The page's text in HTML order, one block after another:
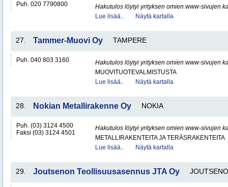
Puh. 020 7790800
Hakutulos löytyi yrityksen omien www-sivujen
Lue lisää..
Näytä kartalla
27. Tammer-Muovi Oy TAMPERE
Puh. 040 803 3160
Hakutulos löytyi yrityksen omien www-sivujen
MUOVITUOTEVALMISTUSTA
Lue lisää..
Näytä kartalla
28. Nokian Metallirakenne Oy NOKIA
Puh. (03) 3124 4500
Faksi (03) 3124 4501
Hakutulos löytyi yrityksen omien www-sivujen
METALLIRAKENTEITA JA TERÄSRAKENTEITA
Lue lisää..
Näytä kartalla
29. Joutsenon Teollisuusasennus JTA Oy JOUTSENO